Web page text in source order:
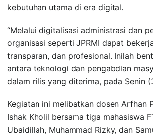
kebutuhan utama di era digital.
“Melalui digitalisasi administrasi dan
organisasi seperti JPRMI dapat
transparan, dan profesional. Inilah
antara teknologi dan pengabdian
dalam rilis yang diterima, pada Senin
Kegiatan ini melibatkan dosen Arfhan
Ishak Kholil bersama tiga mahasiswa
Ubaidillah, Muhammad Rizky, dan